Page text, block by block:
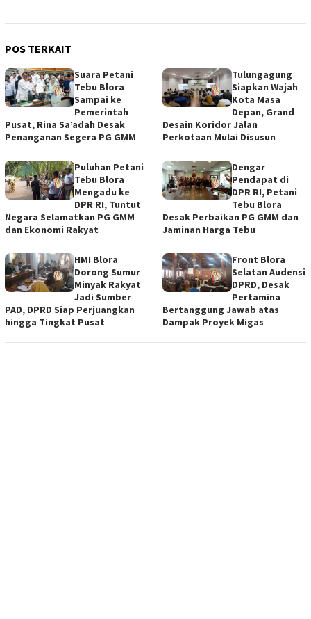
POS TERKAIT
Suara Petani
Tebu Blora
Sampai ke
Pemerintah
Pusat, Rina Sa’adah Desak
Penanganan Segera PG GMM
Tulungagung
Siapkan Wajah
Kota Masa
Depan, Grand
Desain Koridor Jalan
Perkotaan Mulai Disusun
Puluhan Petani
Tebu Blora
Mengadu ke
DPR RI, Tuntut
Negara Selamatkan PG GMM
dan Ekonomi Rakyat
Dengar
Pendapat di
DPR RI, Petani
Tebu Blora
Desak Perbaikan PG GMM dan
Jaminan Harga Tebu
HMI Blora
Dorong Sumur
Minyak Rakyat
Jadi Sumber
PAD, DPRD Siap Perjuangkan
hingga Tingkat Pusat
Front Blora
Selatan Audensi
DPRD, Desak
Pertamina
Bertanggung Jawab atas
Dampak Proyek Migas